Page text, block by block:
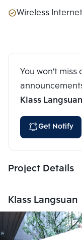
Wireless
You won't miss
Klass Langsuan
Get Notify
Project Details
Klass Langsuan